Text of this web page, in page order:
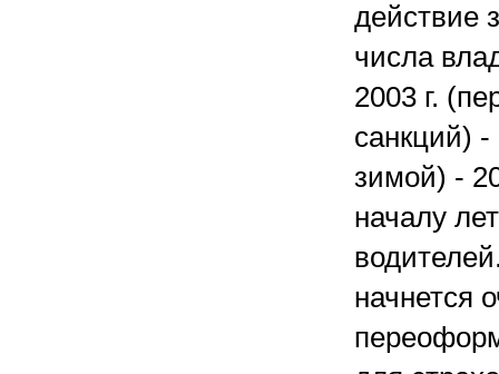
действие
числа
2003 г.
санкций) -
зимой) -
началу
начнется